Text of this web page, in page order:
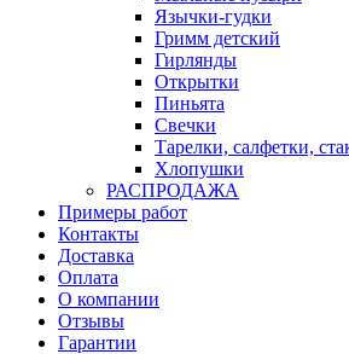
Язычки-гудки
Гримм детский
Гирлянды
Открытки
Пиньята
Свечки
Тарелки, салфетки,
Хлопушки
РАСПРОДАЖА
Примеры работ
Контакты
Доставка
Оплата
О компании
Отзывы
Гарантии